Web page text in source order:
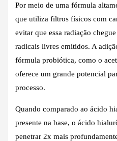
Por meio de uma fórmula
que utiliza filtros físicos com
evitar que essa radiação
radicais livres emitidos. A
fórmula probiótica, como o
oferece um grande potencial
processo.
Quando comparado ao ácido
presente na base, o ácido
penetrar 2x mais